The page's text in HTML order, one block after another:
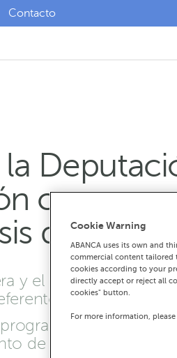
Contacto
con una
del
y el organismo
incluyen la
de la digitalización
Cookie Warning
ABANCA uses its own and
commercial content tailored
cookies according to your
directly accept or reject all
cookies" button.
For more information,